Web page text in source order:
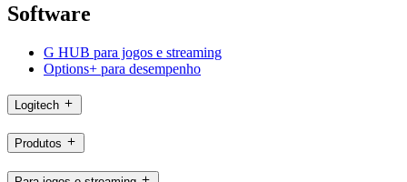
Software
G HUB para jogos e streaming
Options+ para desempenho
Logitech
Produtos